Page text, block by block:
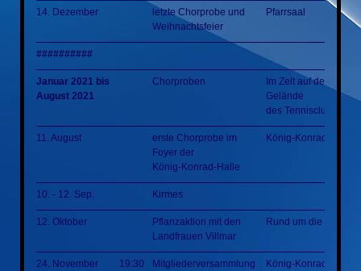
14. Dezember
letzte Chorprobe und
Weihnachtsfeier
Pfarrsaal
##########
Januar 2021 bis
August 2021
Chorproben
Im Zelt auf dem
Gelände
des Tennisclubs
11. August
erste Chorprobe im
Foyer der
König-Konrad-Halle
König-Konrad-Halle
10. - 12. Sep. Kirmes
12. Oktober
Pflanzaktion mit den
Landfrauen Villmar
Rund um die KKH
24. November
19:30
Mitgliederversammlung König-Konrad-Halle